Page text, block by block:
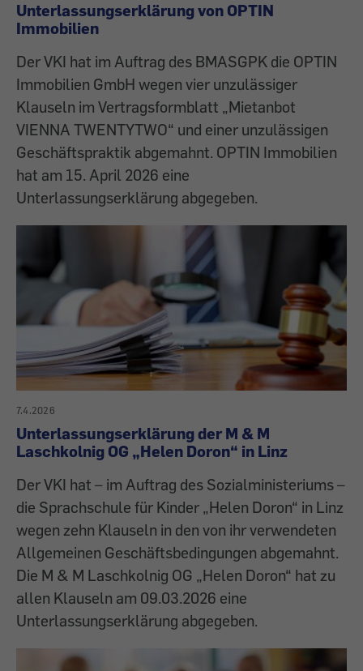
Unterlassungserklärung von OPTIN
Immobilien
Der VKI hat im Auftrag des BMASGPK die OPTIN
Immobilien GmbH wegen vier unzulässiger
Klauseln im Vertragsformblatt „Mietanbot
VIENNA TWENTYTWO“ und einer unzulässigen
Geschäftspraktik abgemahnt. OPTIN Immobilien
hat am 15. April 2026 eine
Unterlassungserklärung abgegeben.
7.4.2026
Unterlassungserklärung der M & M
Laschkolnig OG „Helen Doron“ in Linz
Der VKI hat – im Auftrag des Sozialministeriums –
die Sprachschule für Kinder „Helen Doron“ in Linz
wegen zehn Klauseln in den von ihr verwendeten
Allgemeinen Geschäftsbedingungen abgemahnt.
Die M & M Laschkolnig OG „Helen Doron“ hat zu
allen Klauseln am 09.03.2026 eine
Unterlassungserklärung abgegeben.